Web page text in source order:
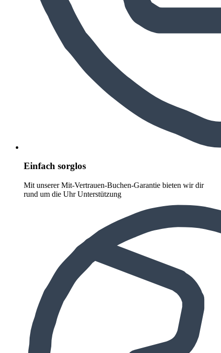
Einfach sorglos
Mit unserer Mit-Vertrauen-Buchen-Garantie bieten wir dir
rund um die Uhr Unterstützung